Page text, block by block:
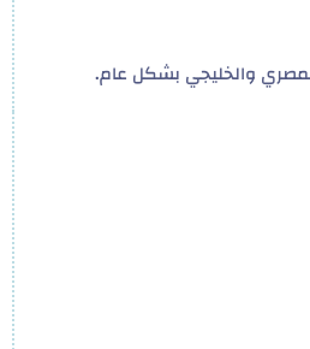
والخليجي بشكل عام.